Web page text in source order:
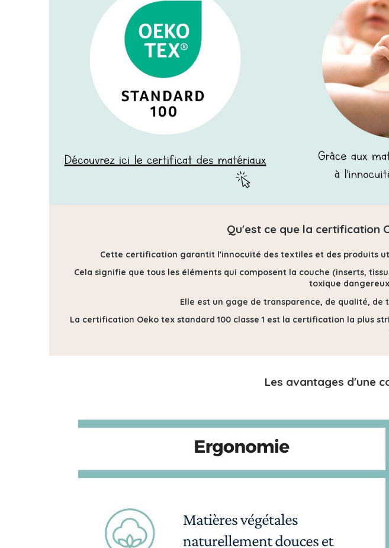
Qu'est ce que la certification
Cette certification garantit l'innocuité des textiles et des produits
Cela signifie que tous les éléments qui composent la couche (inserts,
toxique
Elle est un gage de transparence, de qualité,
La certification Oeko tex standard 100 classe 1 est la certification la plus
Les avantages d'une